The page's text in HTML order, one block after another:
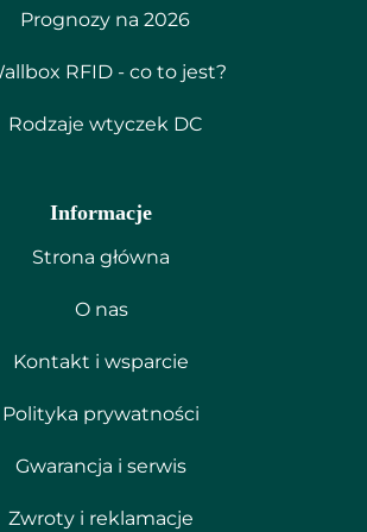
Prognozy na 2026
RFID - co to jest?
Rodzaje wtyczek DC
Informacje
Strona główna
O nas
Kontakt i wsparcie
Polityka prywatności
Gwarancja i serwis
Zwroty i reklamacje